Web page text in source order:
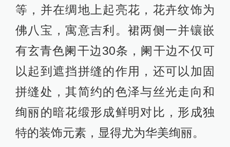
等，并在绸地上起亮花，花卉纹饰为
佛八宝，寓意吉利。裙两侧一并镶嵌
有玄青色阑干边30条，阑干边不仅可
以起到遮挡拼缝的作用，还可以加固
拼缝处，其简约的色泽与丝光走向和
绚丽的暗花缎形成鲜明对比，形成独
特的装饰元素，显得尤为华美绚丽。